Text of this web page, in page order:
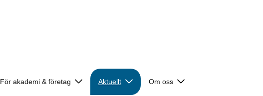
För akademi & företag Aktuellt Om oss